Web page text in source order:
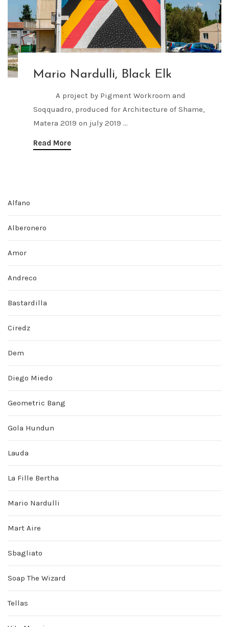
Mario Nardulli, Black Elk
A project by Pigment Workroom and
Soqquadro, produced for Architecture of Shame,
Matera 2019 on july 2019 ...
Read More
Alfano
Alberonero
Amor
Andreco
Bastardilla
Ciredz
Dem
Diego Miedo
Geometric Bang
Gola Hundun
Lauda
La Fille Bertha
Mario Nardulli
Mart Aire
Sbagliato
Soap The Wizard
Tellas